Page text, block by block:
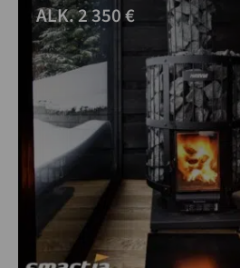
ALK. 2 350 €